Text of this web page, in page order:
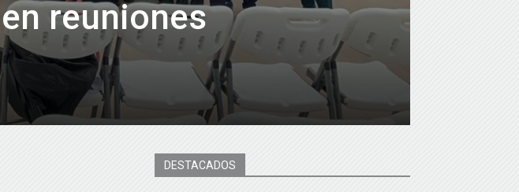
reuniones
DESTACADOS